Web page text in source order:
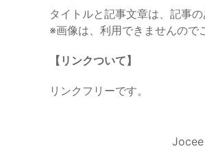
タイトルと記事文章は、記事
※画像は、利用できませんので
【リンクついて】
リンクフリーです。
Jocee